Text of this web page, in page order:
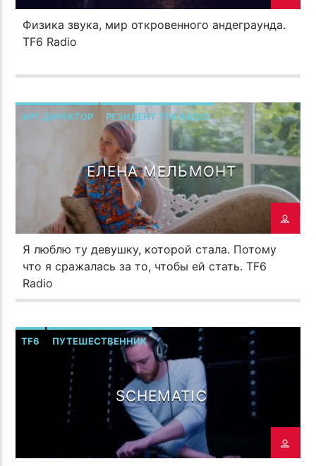
Физика звука, мир откровенного андеграунда.
TF6 Radio
АРТ ДИРЕКТОР РЕЗИДЕНТ TF6 RADIO
ЕЛЕНА МЕЛЬМОНТ
Я люблю ту девушку, которой стала. Потому
что я сражалась за то, чтобы ей стать. TF6
Radio
TF6 ПУТЕШЕСТВЕННИК
SCHEMATIC